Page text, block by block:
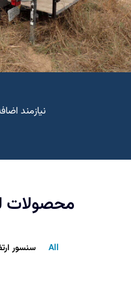
نیازمند
محصولات
All سنسور